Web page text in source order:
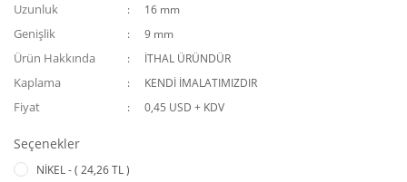
Uzunluk 16 mm
Genişlik 9 mm
Ürün Hakkında İTHAL ÜRÜNDÜR
Kaplama KENDİ İMALATIMIZDIR
Fiyat 0,45 USD + KDV
Seçenekler
NİKEL - ( 24,26 TL )